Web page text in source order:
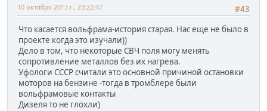
#43
10 октября 2013 г., 23:22:47
Что касается вольфрама-история старая. Нас еще не было в
проекте когда это изучали))
Дело в том, что некоторые СВЧ поля могу менять
сопротивление металлов без их нагрева.
Уфологи СССР считали это основной причиной остановки
моторов на бензине -тогда в тромблере были
вольфрамовые контакты
Дизеля то не глохли)